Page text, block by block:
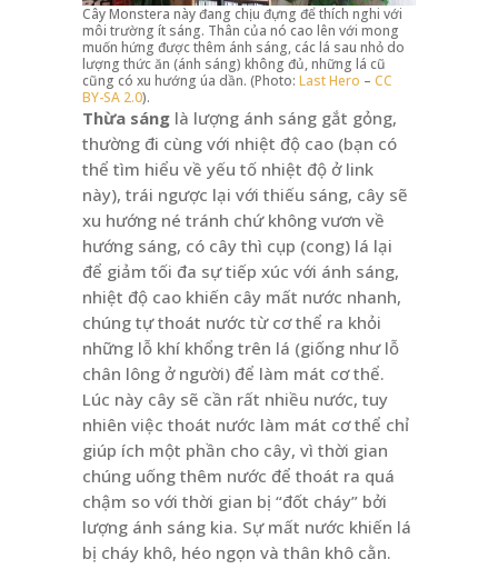
Cây Monstera này đang chịu đựng để thích nghi với
môi trường ít sáng. Thân của nó cao lên với mong
muốn hứng được thêm ánh sáng, các lá sau nhỏ do
lượng thức ăn (ánh sáng) không đủ, những lá cũ
cũng có xu hướng úa dần. (Photo: Last Hero – CC
BY-SA 2.0).
Thừa sáng là lượng ánh sáng gắt gỏng,
thường đi cùng với nhiệt độ cao (bạn có
thể tìm hiểu về yếu tố nhiệt độ ở link
này), trái ngược lại với thiếu sáng, cây sẽ
xu hướng né tránh chứ không vươn về
hướng sáng, có cây thì cụp (cong) lá lại
để giảm tối đa sự tiếp xúc với ánh sáng,
nhiệt độ cao khiến cây mất nước nhanh,
chúng tự thoát nước từ cơ thể ra khỏi
những lỗ khí khổng trên lá (giống như lỗ
chân lông ở người) để làm mát cơ thể.
Lúc này cây sẽ cần rất nhiều nước, tuy
nhiên việc thoát nước làm mát cơ thể chỉ
giúp ích một phần cho cây, vì thời gian
chúng uống thêm nước để thoát ra quá
chậm so với thời gian bị “đốt cháy” bởi
lượng ánh sáng kia. Sự mất nước khiến lá
bị cháy khô, héo ngọn và thân khô cằn.